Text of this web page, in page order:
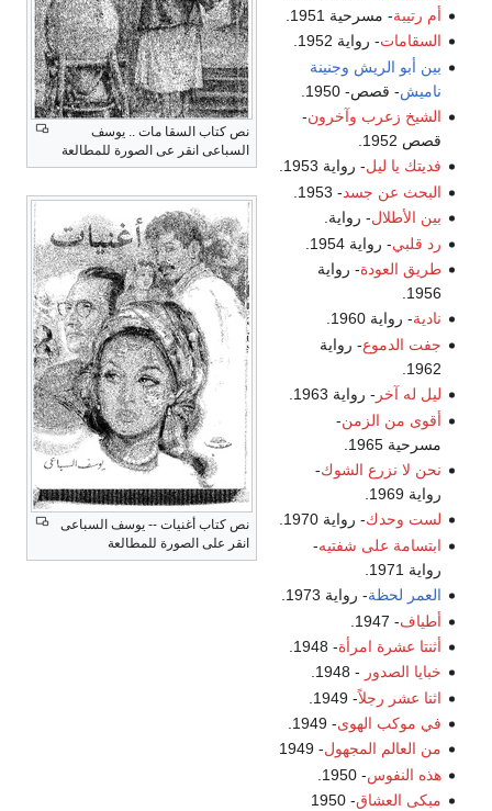
نص كتاب السقا مات .. يوسف
السباعى انقر عى الصورة للمطالعة
نص كتاب أغنيات -- يوسف السباعى
انقر على الصورة للمطالعة
أم رتيبة- مسرحية 1951.
السقامات- رواية 1952.
بين أبو الريش وجنينة
ناميش- قصص- 1950.
الشيخ زعرب وآخرون-
قصص 1952.
فديتك يا ليل- رواية 1953.
البحث عن جسد- 1953.
بين الأطلال- رواية.
رد قلبي- رواية 1954.
طريق العودة- رواية
1956.
نادية- رواية 1960.
جفت الدموع- رواية
1962.
ليل له آخر - رواية 1963.
أقوى من الزمن-
مسرحية 1965.
نحن لا نزرع الشوك-
رواية 1969.
لست وحدك- رواية 1970.
ابتسامة على شفتيه-
رواية 1971.
العمر لحظة- رواية 1973.
أطياف- 1947.
أثنتا عشرة امرأة- 1948.
خبايا الصدور - 1948.
اثنا عشر رجلاً- 1949.
في موكب الهوى- 1949.
من العالم المجهول- 1949
هذه النفوس- 1950.
مبكى العشاق- 1950